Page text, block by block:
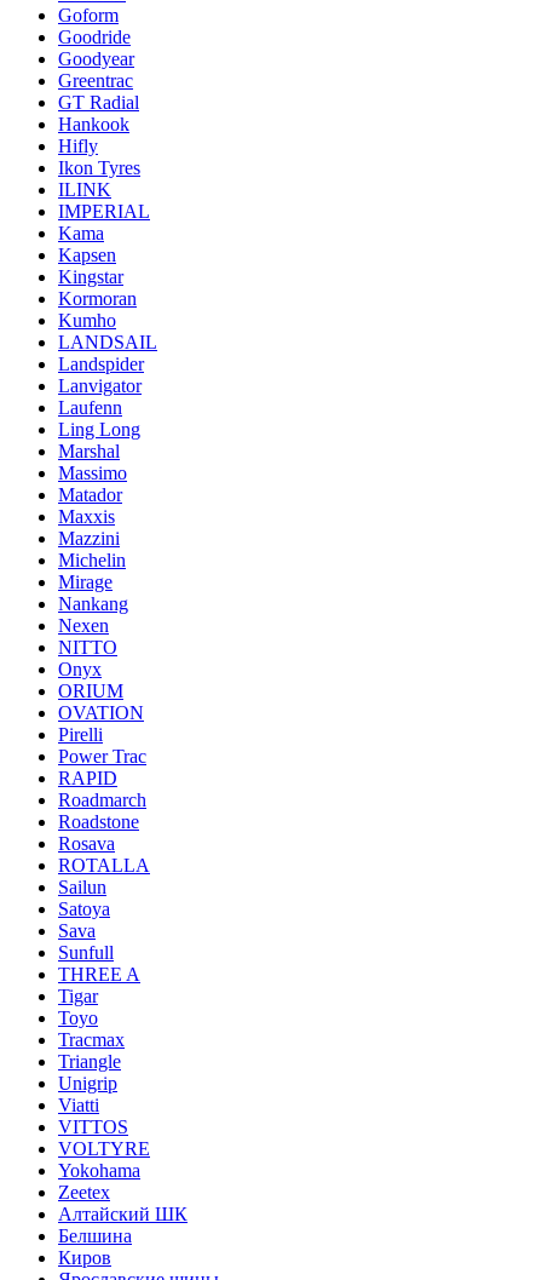
Goform
Goodride
Goodyear
Greentrac
GT Radial
Hankook
Hifly
Ikon Tyres
ILINK
IMPERIAL
Kama
Kapsen
Kingstar
Kormoran
Kumho
LANDSAIL
Landspider
Lanvigator
Laufenn
Ling Long
Marshal
Massimo
Matador
Maxxis
Mazzini
Michelin
Mirage
Nankang
Nexen
NITTO
Onyx
ORIUM
OVATION
Pirelli
Power Trac
RAPID
Roadmarch
Roadstone
Rosava
ROTALLA
Sailun
Satoya
Sava
Sunfull
THREE A
Tigar
Toyo
Tracmax
Triangle
Unigrip
Viatti
VITTOS
VOLTYRE
Yokohama
Zeetex
Алтайский ШК
Белшина
Киров